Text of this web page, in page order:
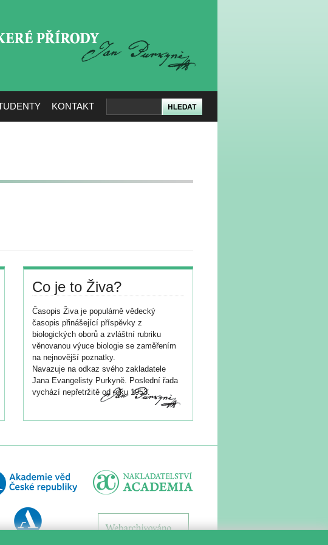
KONTAKT
Co je to Živa?
Časopis Živa je populárně vědecký
časopis přinášející příspěvky z
biologických oborů a zvláštní rubriku
věnovanou výuce biologie se zaměřením
na nejnovější poznatky.
Navazuje na odkaz svého zakladatele
Jana Evangelisty Purkyně. Poslední řada
vychází nepřetržitě od roku 1953.